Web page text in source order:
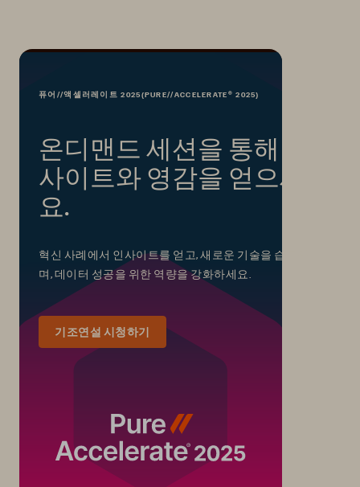
퓨어//액셀러레이트 2025(PURE//ACCELERATE® 2025)
온디맨드 세션을 통해 인
사이트와 영감을 얻으세
요.
혁신 사례에서 인사이트를 얻고, 새로운 기술을 습득하
며, 데이터 성공을 위한 역량을 강화하세요.
기조연설 시청하기